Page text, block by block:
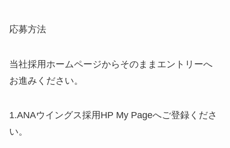
応募方法
当社採用ホームページからそのままエントリーへ
お進みください。
1.ANAウイングス採用HP My Pageへご登録くださ
い。